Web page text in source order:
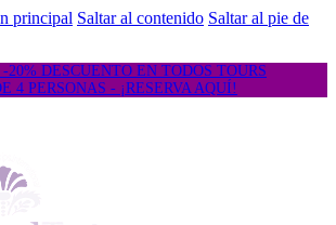
principal Saltar al contenido Saltar al pie de
DESCUENTO EN TODOS TOURS
4 PERSONAS - ¡RESERVA AQUÍ!